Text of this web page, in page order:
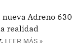
nueva Adreno 630
realidad
LEER MÁS »